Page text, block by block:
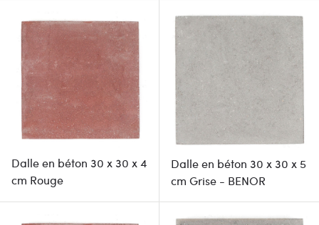
Dalle en béton 30 x 30 x 4
cm Rouge
Dalle en béton 30 x 30 x 5
cm Grise - BENOR